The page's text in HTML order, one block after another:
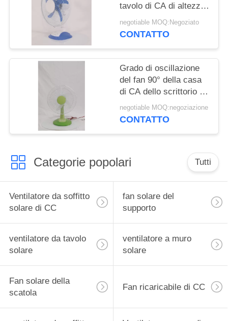
tavolo di CA di altezza
di 50cm 45W
negotiable MOQ:Negoziato
CONTATTO
Grado di oscillazione
del fan 90° della casa
di CA dello scrittorio di
CA alla moda del
fan/Tabella
negotiable MOQ:negoziazione
CONTATTO
Categorie popolari Tutti
Ventilatore da soffitto
solare di CC
fan solare del
supporto
ventilatore da tavolo
solare
ventilatore a muro
solare
Fan solare della
scatola
Fan ricaricabile di CC